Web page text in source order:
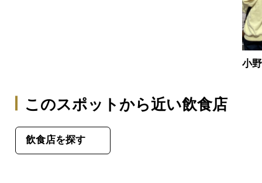
小
このスポットから近い飲食店
飲食店を探す